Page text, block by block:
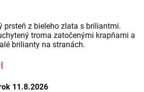
prsteň z bieleho zlata s briliantmi.
troma zatočenými krapňami a
brilianty na stranách.
11.8.2026